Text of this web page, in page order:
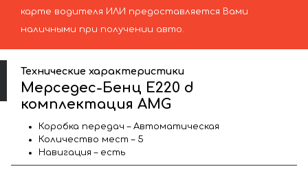
карте водителя ИЛИ предоставляется Вами
наличными при получении авто.
Технические характеристики
Мерседес-Бенц E220 d
комплектация AMG
Коробка передач – Автоматическая
Количество мест – 5
Навигация – есть